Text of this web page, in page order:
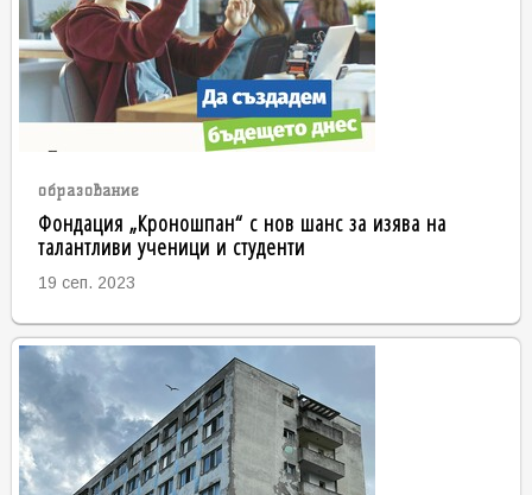
образование
Фондация „Кроношпан“ с нов шанс за изява на
талантливи ученици и студенти
19 сеп. 2023